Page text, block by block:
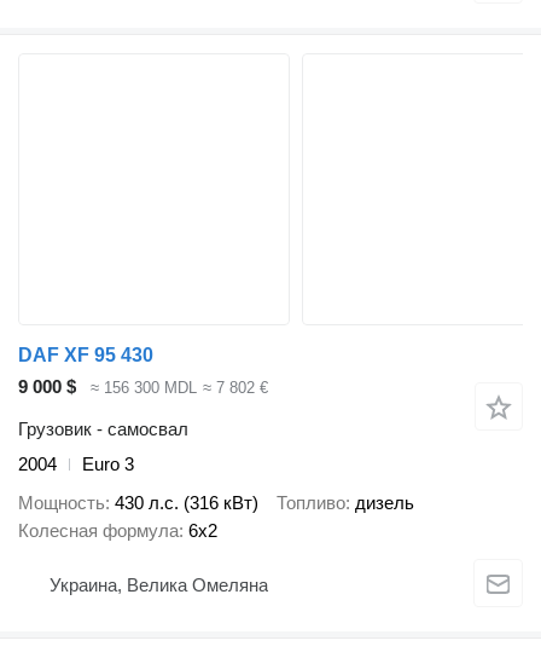
DAF XF 95 430
9 000 $
≈ 156 300 MDL ≈ 7 802 €
Грузовик - самосвал
2004
Euro 3
Мощность 430 л.с. (316 кВт) Топливо дизель
Колесная формула 6x2
Украина, Велика Омеляна